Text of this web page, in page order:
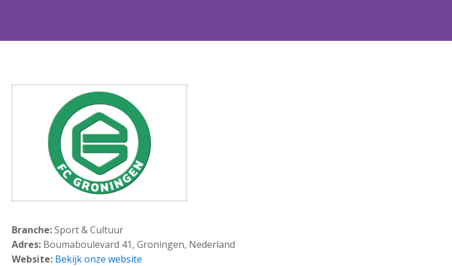
Branche:Sport & Cultuur
Adres: Boumaboulevard 41, Groningen, Nederland
Website: Bekijk onze website